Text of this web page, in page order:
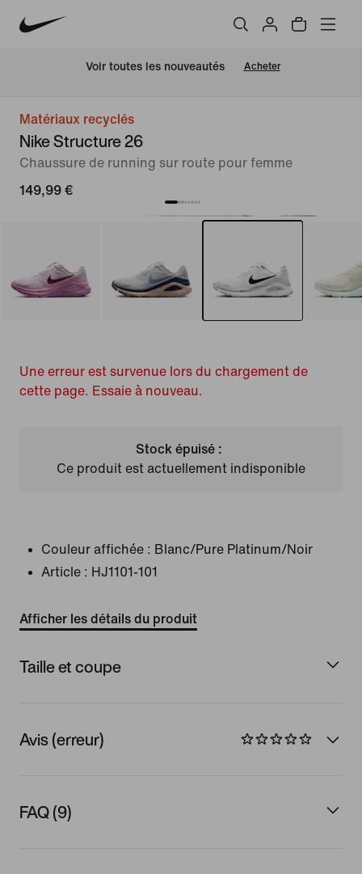
Voir toutes les nouveautés Acheter
Matériaux recyclés
Nike Structure 26
Chaussure de running sur route pour femme
149,99 €
Une erreur est survenue lors du chargement de
cette page. Essaie à nouveau.
Stock épuisé :
Ce produit est actuellement indisponible
Couleur affichée : Blanc/Pure Platinum/Noir
Article : HJ1101-101
Afficher les détails du produit
Taille et coupe
Avis (erreur)
FAQ (9)